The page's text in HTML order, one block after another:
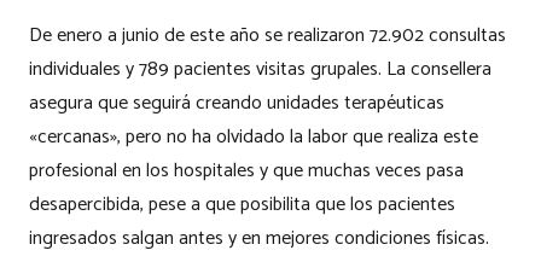
De enero a junio de este año se realizaron 72.902 consultas
individuales y 789 pacientes visitas grupales. La consellera
asegura que seguirá creando unidades terapéuticas
«cercanas», pero no ha olvidado la labor que realiza este
profesional en los hospitales y que muchas veces pasa
desapercibida, pese a que posibilita que los pacientes
ingresados salgan antes y en mejores condiciones físicas.